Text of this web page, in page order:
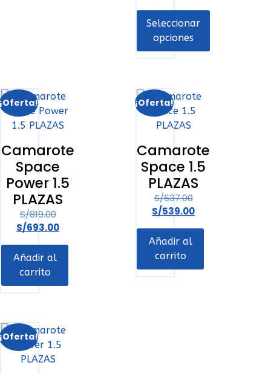
Seleccionar
opciones
Camarote
Space
Power 1.5
PLAZAS
S/819.00
S/693.00
Añadir al
carrito
¡Oferta!
Camarote
Space 1.5
PLAZAS
S/637.00
S/539.00
Añadir al
carrito